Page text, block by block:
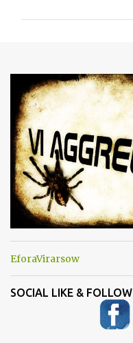
n
t
i
EforaVirarsow
SOCIAL LIKE & FOLLOW